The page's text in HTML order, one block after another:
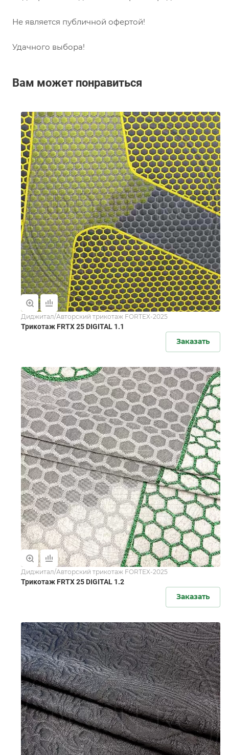
Не является публичной офертой!
Удачного выбора!
Вам может понравиться
Диджитал/Авторский трикотаж FORTEX-2025
Трикотаж FRTX 25 DIGITAL 1.1
Заказать
Диджитал/Авторский трикотаж FORTEX-2025
Трикотаж FRTX 25 DIGITAL 1.2
Заказать